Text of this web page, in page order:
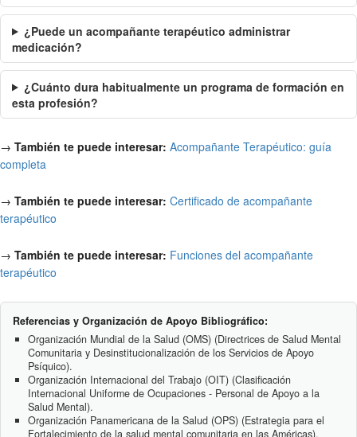
¿Puede un acompañante terapéutico administrar
medicación?
¿Cuánto dura habitualmente un programa de formación en
esta profesión?
→ También te puede interesar: Acompañante Terapéutico: guía
completa
→ También te puede interesar: Certificado de acompañante
terapéutico
→ También te puede interesar: Funciones del acompañante
terapéutico
Referencias y Organización de Apoyo Bibliográfico:
Organización Mundial de la Salud (OMS) (Directrices de Salud Mental
Comunitaria y Desinstitucionalización de los Servicios de Apoyo
Psíquico).
Organización Internacional del Trabajo (OIT) (Clasificación
Internacional Uniforme de Ocupaciones - Personal de Apoyo a la
Salud Mental).
Organización Panamericana de la Salud (OPS) (Estrategia para el
Fortalecimiento de la salud mental comunitaria en las Américas).